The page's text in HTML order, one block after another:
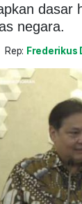
dasar
negara.
Rep: Frederikus